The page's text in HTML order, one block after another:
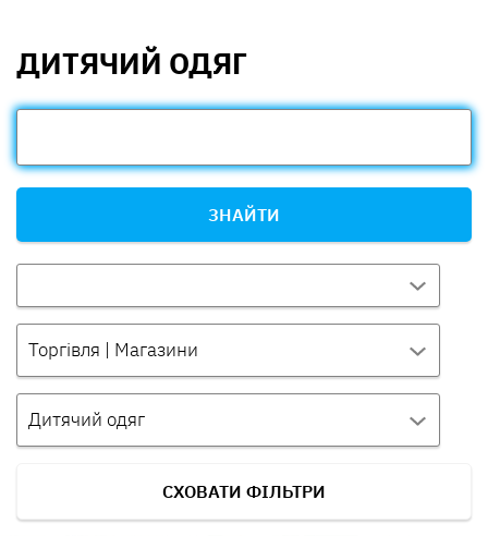
ДИТЯЧИЙ ОДЯГ
ЗНАЙТИ
Торгівля | Магазини
Дитячий одяг
СХОВАТИ ФІЛЬТРИ